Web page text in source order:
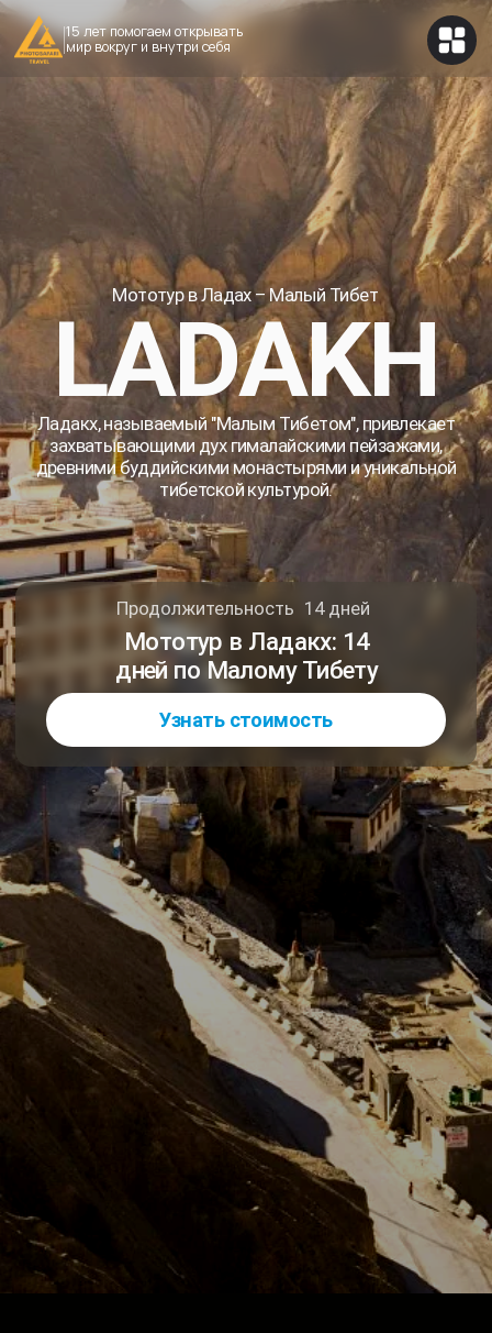
15 лет помогаем открывать
мир вокруг и внутри себя
Продолжительность 14 дней
Мототур в Ладакх: 14
дней по Малому Тибету
Узнать стоимость
LADAKH
Ладакх, называемый "Малым Тибетом", привлекает
захватывающими дух гималайскими пейзажами,
древними буддийскими монастырями и уникальной
тибетской культурой.
Малый Тибет
Мототур в Ладакх, «Малый Тибет», — это 14 дней
и 1650 км пути по маршруту Дели — Манали — Джиспа —
Лех — долин Нубра — Пангонг Цо — Лех — Каргил —
Шринагар — Дели, наполненных захватывающими дух
видами Гималаев и знакомством с древней тибетской
культурой. Вы покорите перевалы Баралача-ла (4850 м),
Наки-ла (4739 м), Лачулунг-ла (5065 м), Тангланг-ла (5328
м), Кхардунг-ла (5360 м), Чанг-ла (5399 м), Зоджи-ла (3528
м), увидите озеро Пангонг Цо и посетите древние
Этот мототур — для настоящих искателей приключений,
готовых к испытаниям и новым открытиям. Вас ждет
не просто путешествие, а настоящее погружение
в атмосферу свободы, красоты и гармонии, царящей